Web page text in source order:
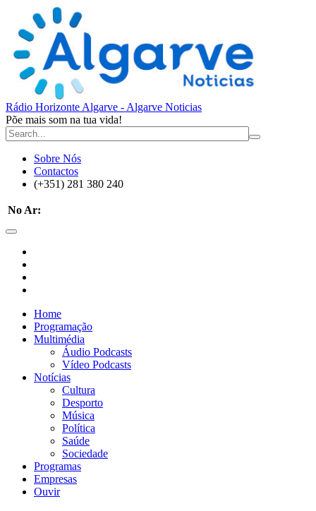
Rádio Horizonte Algarve - Algarve Noticias
Põe mais som na tua vida!
Sobre Nós
Contactos
(+351) 281 380 240
No Ar:
Home
Programação
Multimédia
Áudio Podcasts
Vídeo Podcasts
Notícias
Cultura
Desporto
Música
Política
Saúde
Sociedade
Programas
Empresas
Ouvir